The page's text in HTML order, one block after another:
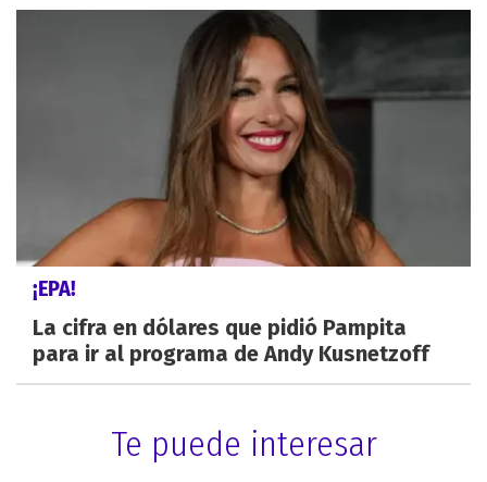
¡EPA!
La cifra en dólares que pidió Pampita
para ir al programa de Andy Kusnetzoff
Te puede interesar